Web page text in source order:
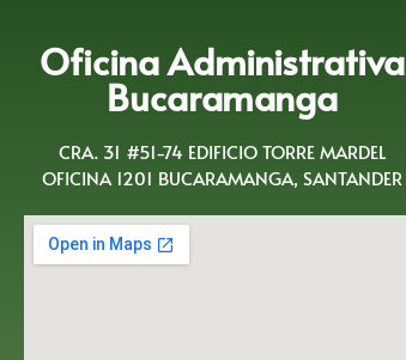
Oficina Administrativa
Bucaramanga
CRA. 31 #51-74 EDIFICIO TORRE MARDEL
OFICINA 1201 BUCARAMANGA, SANTANDER